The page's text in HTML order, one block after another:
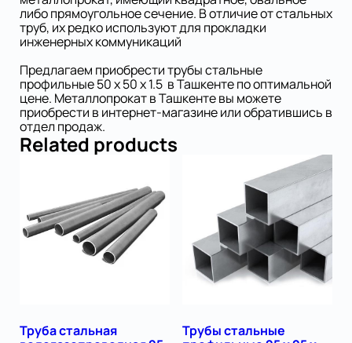
либо прямоугольное сечение. В отличие от стальных
труб, их редко используют для прокладки
инженерных коммуникаций
Предлагаем приобрести трубы стальные
профильные 50 х 50 х 1.5 в Ташкенте по оптимальной
цене. Металлопрокат в Ташкенте вы можете
приобрести в интернет-магазине или обратившись в
отдел продаж.
Related products
Труба стальная
Трубы стальные